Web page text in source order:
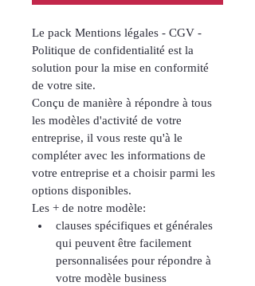
Le pack Mentions légales - CGV -
Politique de confidentialité est la
solution pour la mise en conformité
de votre site.
Conçu de manière à répondre à tous
les modèles d'activité de votre
entreprise, il vous reste qu'à le
compléter avec les informations de
votre entreprise et a choisir parmi les
options disponibles.
Les + de notre modèle:
clauses spécifiques et générales
qui peuvent être facilement
personnalisées pour répondre à
votre modèle business